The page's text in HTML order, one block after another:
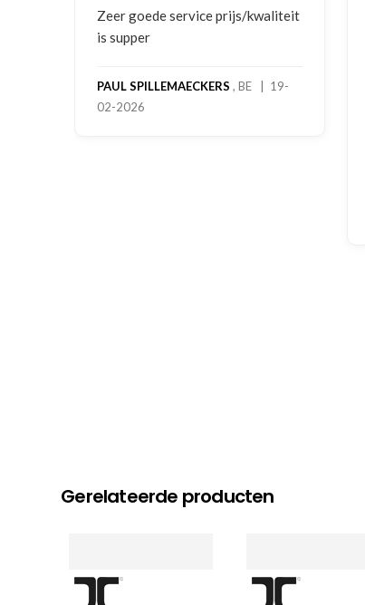
Zeer goede service prijs/kwaliteit
is supper
PAUL SPILLEMAECKERS, BE | 19-
02-2026
Gerelateerde producten